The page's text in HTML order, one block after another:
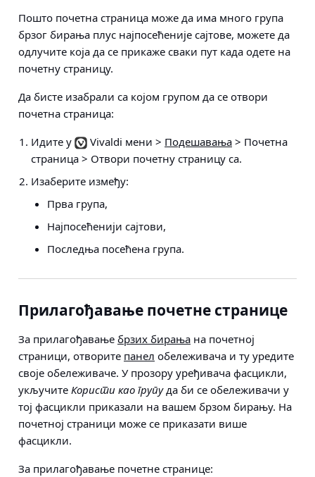
Пошто почетна страница може да има много група
брзог бирања плус најпосећеније сајтове, можете да
одлучите која да се прикаже сваки пут када одете на
почетну страницу.
Да бисте изабрали са којом групом да се отвори
почетна страница:
Идите у
Vivaldi мени > Подешавања > Почетна
страница > Отвори почетну страницу са.
Изаберите између:
Прва група,
Најпосећенији сајтови,
Последња посећена група.
Прилагођавање почетне странице
За прилагођавање брзих бирања на почетној
страници, отворите панел обележивача и ту уредите
своје обележиваче. У прозору уређивача фасцикли,
укључите Користи као групуда би се обележивачи у
тој фасцикли приказали на вашем брзом бирању. На
почетној страници може се приказати више
фасцикли.
За прилагођавање почетне странице: